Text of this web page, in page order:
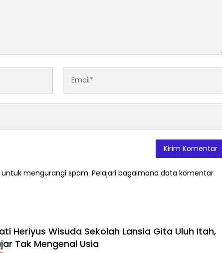
mengurangi spam. Pelajari bagaimana data komentar
Heriyus Wisuda Sekolah Lansia Gita Uluh Itah,
Tak Mengenal Usia